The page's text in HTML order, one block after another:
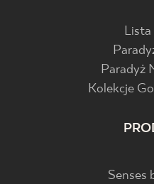
Lista
Paradyż
Kolekcje
Senses